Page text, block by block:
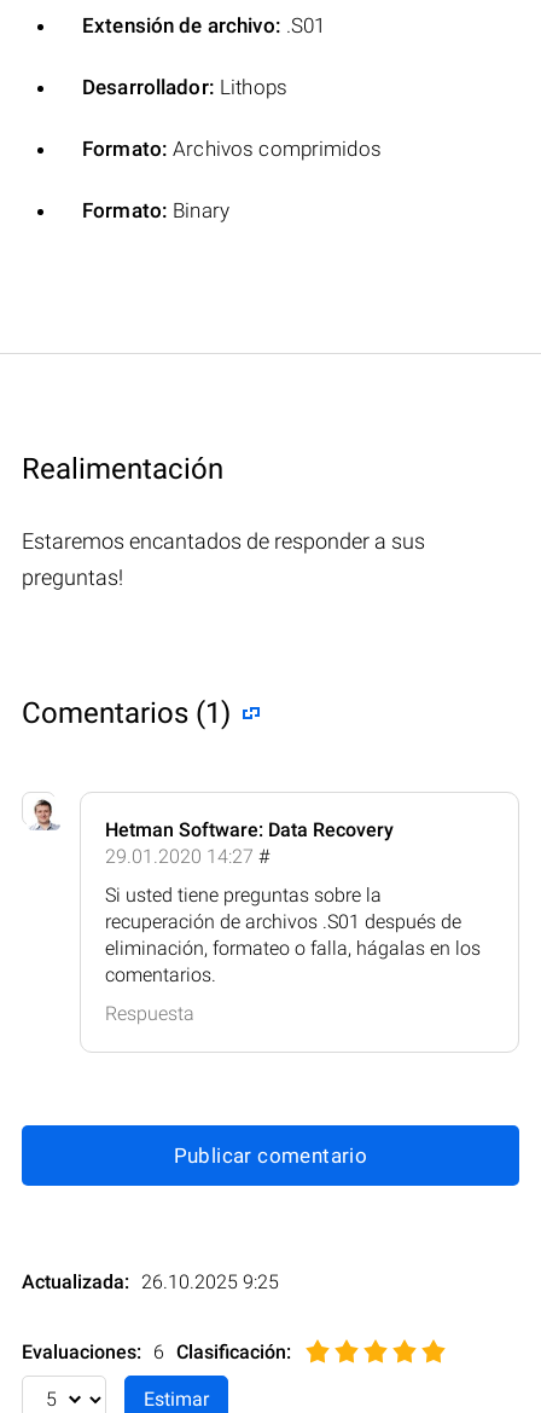
Extensión de archivo: .S01
Desarrollador: Lithops
Formato: Archivos comprimidos
Formato: Binary
Realimentación
Estaremos encantados de responder a sus
preguntas!
Comentarios (1)
Hetman Software: Data Recovery
29.01.2020 14:27 #
Si usted tiene preguntas sobre la
recuperación de archivos .S01 después de
eliminación, formateo o falla, hágalas en los
comentarios.
Respuesta
Publicar comentario
Actualizada: 26.10.2025 9:25
Evaluaciones: 6 Clasificación: